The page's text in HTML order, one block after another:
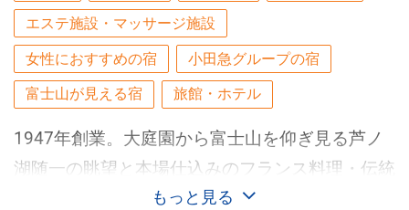
エステ施設・マッサージ施設
女性におすすめの宿 小田急グループの宿
富士山が見える宿 旅館・ホテル
もっと見る
1947年創業。大庭園から富士山を仰ぎ見る芦ノ
湖随一の眺望と本場仕込みのフランス料理・伝統
的懐石料理が自慢の瀟洒なリゾートホテルです。